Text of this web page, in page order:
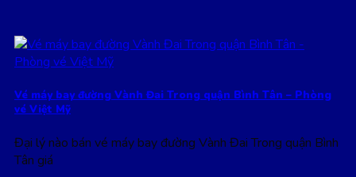
Vé máy bay đường Vành Đai Trong quận Bình Tân – Phòng
vé Việt Mỹ
Đại lý nào bán vé máy bay đường Vành Đai Trong quận Bình
Tân giá